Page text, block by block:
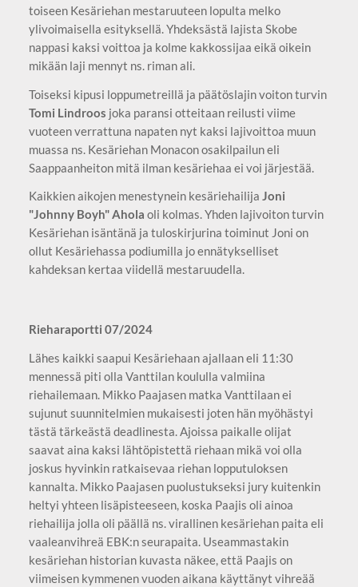
toiseen Kesäriehan mestaruuteen lopulta melko
ylivoimaisella esityksellä. Yhdeksästä lajista Skobe
nappasi kaksi voittoa ja kolme kakkossijaa eikä oikein
mikään laji mennyt ns. riman ali.
Toiseksi kipusi loppumetreillä ja päätöslajin voiton turvin
Tomi Lindroos joka paransi otteitaan reilusti viime
vuoteen verrattuna napaten nyt kaksi lajivoittoa muun
muassa ns. Kesäriehan Monacon osakilpailun eli
Saappaanheiton mitä ilman kesäriehaa ei voi järjestää.
Kaikkien aikojen menestynein kesäriehailija Joni
"Johnny Boyh" Ahola oli kolmas. Yhden lajivoiton turvin
Kesäriehan isäntänä ja tuloskirjurina toiminut Joni on
ollut Kesäriehassa podiumilla jo ennätykselliset
kahdeksan kertaa viidellä mestaruudella.
Rieharaportti 07/2024
Lähes kaikki saapui Kesäriehaan ajallaan eli 11:30
mennessä piti olla Vanttilan koululla valmiina
riehailemaan. Mikko Paajasen matka Vanttilaan ei
sujunut suunnitelmien mukaisesti joten hän myöhästyi
tästä tärkeästä deadlinesta. Ajoissa paikalle olijat
saavat aina kaksi lähtöpistettä riehaan mikä voi olla
joskus hyvinkin ratkaisevaa riehan lopputuloksen
kannalta. Mikko Paajasen puolustukseksi jury kuitenkin
heltyi yhteen lisäpisteeseen, koska Paajis oli ainoa
riehailija jolla oli päällä ns. virallinen kesäriehan paita eli
vaaleanvihreä EBK:n seurapaita. Useammastakin
kesäriehan historian kuvasta näkee, että Paajis on
viimeisen kymmenen vuoden aikana käyttänyt vihreää